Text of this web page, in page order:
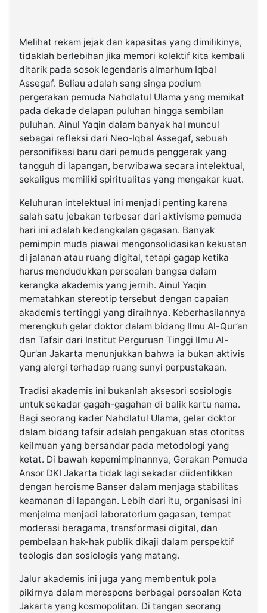
Melihat rekam jejak dan kapasitas yang dimilikinya,
tidaklah berlebihan jika memori kolektif kita kembali
ditarik pada sosok legendaris almarhum Iqbal
Assegaf. Beliau adalah sang singa podium
pergerakan pemuda Nahdlatul Ulama yang memikat
pada dekade delapan puluhan hingga sembilan
puluhan. Ainul Yaqin dalam banyak hal muncul
sebagai refleksi dari Neo-Iqbal Assegaf, sebuah
personifikasi baru dari pemuda penggerak yang
tangguh di lapangan, berwibawa secara intelektual,
sekaligus memiliki spiritualitas yang mengakar kuat.
Keluhuran intelektual ini menjadi penting karena
salah satu jebakan terbesar dari aktivisme pemuda
hari ini adalah kedangkalan gagasan. Banyak
pemimpin muda piawai mengonsolidasikan kekuatan
di jalanan atau ruang digital, tetapi gagap ketika
harus mendudukkan persoalan bangsa dalam
kerangka akademis yang jernih. Ainul Yaqin
mematahkan stereotip tersebut dengan capaian
akademis tertinggi yang diraihnya. Keberhasilannya
merengkuh gelar doktor dalam bidang Ilmu Al-Qur’an
dan Tafsir dari Institut Perguruan Tinggi Ilmu Al-
Qur’an Jakarta menunjukkan bahwa ia bukan aktivis
yang alergi terhadap ruang sunyi perpustakaan.
Tradisi akademis ini bukanlah aksesori sosiologis
untuk sekadar gagah-gagahan di balik kartu nama.
Bagi seorang kader Nahdlatul Ulama, gelar doktor
dalam bidang tafsir adalah pengakuan atas otoritas
keilmuan yang bersandar pada metodologi yang
ketat. Di bawah kepemimpinannya, Gerakan Pemuda
Ansor DKI Jakarta tidak lagi sekadar diidentikkan
dengan heroisme Banser dalam menjaga stabilitas
keamanan di lapangan. Lebih dari itu, organisasi ini
menjelma menjadi laboratorium gagasan, tempat
moderasi beragama, transformasi digital, dan
pembelaan hak-hak publik dikaji dalam perspektif
teologis dan sosiologis yang matang.
Jalur akademis ini juga yang membentuk pola
pikirnya dalam merespons berbagai persoalan Kota
Jakarta yang kosmopolitan. Di tangan seorang